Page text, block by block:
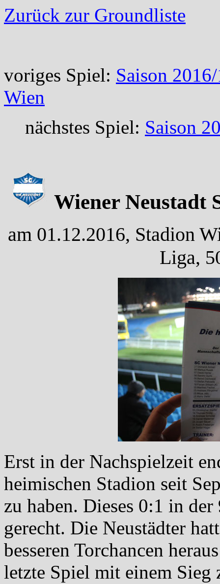
Zurück zur Groundliste
voriges Spiel: Saison
Wien
nächstes Spiel: Saison
Wiener Neustadt
am 01.12.2016, Stadion
Liga,
Erst in der Nachspielzeit
heimischen Stadion seit
zu haben. Dieses 0:1 in
gerecht. Die Neustädter
besseren Torchancen
letzte Spiel mit einem Sieg